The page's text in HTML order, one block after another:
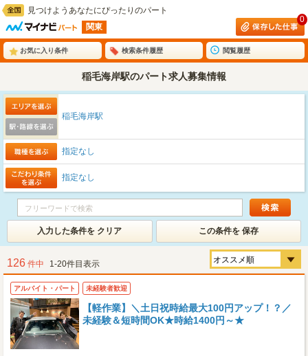
見つけようあなたにぴったりのパート
関東
0
お気に入り条件 検索条件履歴 閲覧履歴
稲毛海岸駅のパート求人募集情報
稲毛海岸駅
指定なし
指定なし
入力した条件を クリア この条件を 保存
126 件中 1-20件目表示
アルバイト・パート 未経験者歓迎
【軽作業】＼土日祝時給最大100円アップ！？／
未経験＆短時間OK★時給1400円～★